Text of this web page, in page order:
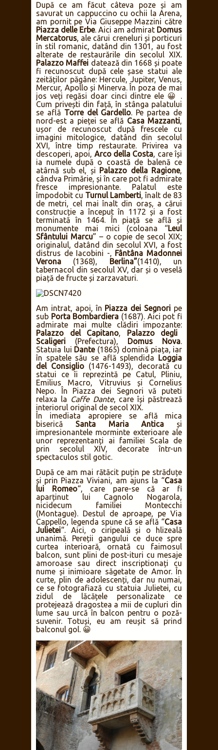
După ce am făcut câteva poze și am
savurat un cappuccino cu ochii la Arena,
am pornit pe Via Giuseppe Mazzini către
Piazza delle Erbe. Aici am admirat Domus
Mercatorus, ale cărui creneluri și porticuri
în stil romanic, datând din 1301, au fost
alterate de restaurările din secolul XIX.
Palazzo Maffei datează din 1668 și poate
fi recunoscut după cele șase statui ale
zeităților păgâne: Hercule, Jupiter, Venus,
Mercur, Apollo și Minerva. În poza de mai
jos veți regăsi doar cinci dintre ele 😀 .
Cum privești din față, în stânga palatului
se află Torre del Gardello. Pe partea de
nord-est a pieței se află Casa Mazzanti,
ușor de recunoscut după frescele cu
imagini mitologice, datând din secolul
XVI, între timp restaurate. Privirea va
descoperi, apoi, Arco della Costa, care își
ia numele după o coastă de balenă ce
atârnă sub el, și Palazzo della Ragione,
cândva Primărie, și în care pot fi admirate
fresce impresionante. Palatul este
împodobit cu Turnul Lamberti, înalt de 83
de metri, cel mai înalt din oraș, a cărui
construcție a început în 1172 și a fost
terminată în 1464. În piață se află și
monumente mai mici (coloana “Leul
Sfântului Marcu” – o copie de secol XIX;
originalul, datând din secolul XVI, a fost
distrus de Iacobini -, Fântâna Madonnei
Verona (1368), Berlina”(1410), un
tabernacol din secolul XV, dar și o veselă
piață de fructe și zarzavaturi.
Am intrat, apoi, în Piazza dei Segnori pe
sub Porta Bombardiera (1687). Aici pot fi
admirate mai multe clădiri impozante:
Palazzo del Capitano, Palazzo degli
Scaligeri (Prefectura), Domus Nova.
Statuia lui Dante(1865) domină piața, iar
în spatele său se află splendida Loggia
del Consiglio (1476-1493), decorată cu
statui ce îi reprezintă pe Catul, Pliniu,
Emilius Macro, Vitruvius și Cornelius
Nepo. În Piazza dei Segnori vă puteti
relaxa la Caffe Dante, care își păstrează
interiorul original de secol XIX.
În imediata apropiere se află mica
biserică Santa Maria Antica și
impresionantele morminte exterioare ale
unor reprezentanți ai familiei Scala de
prin secolul XIV, decorate într-un
spectaculos stil gotic.
După ce am mai rătăcit puțin pe străduțe
și prin Piazza Viviani, am ajuns la “Casa
lui Romeo“, care pare-se că ar fi
aparținut lui Cagnolo Nogarola,
nicidecum familiei Montecchi
(Montague). Destul de aproape, pe Via
Cappello, legenda spune că se află “Casa
Julietei“. Aici, o ciripeală și o hlizeală
unanimă. Pereții gangului ce duce spre
curtea interioară, ornată cu faimosul
balcon, sunt plini de post-ituri cu mesaje
amoroase sau direct inscriptionați cu
nume și inimioare săgetate de Amor. În
curte, plin de adolescenți, dar nu numai,
ce se fotografiază cu statuia Julietei, cu
zidul de lăcățele personalizate ce
protejează dragostea a mii de cupluri din
lume sau urcă în balcon pentru o poză-
suvenir. Totuși, eu am reușit să prind
balconul gol. 😀